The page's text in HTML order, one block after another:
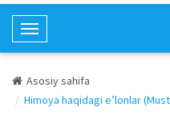
T
o
g
l
Asosiy sahifa
Himoya haqidagi e’lonlar